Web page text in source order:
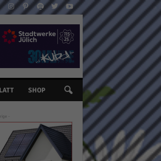
SHOP
-